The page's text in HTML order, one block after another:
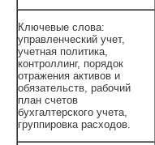
Ключевые слова:
управленческий учет,
учетная политика,
контроллинг, порядок
отражения активов и
обязательств, рабочий
план счетов
бухгалтерского учета,
группировка расходов.